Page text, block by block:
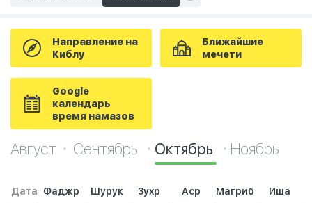
Направление на
Киблу
Ближайшие
мечети
Google
календарь
время намазов
Август Сентябрь Октябрь Ноябрь
Дата Фаджр Шурук Зухр Аср Магриб Иша